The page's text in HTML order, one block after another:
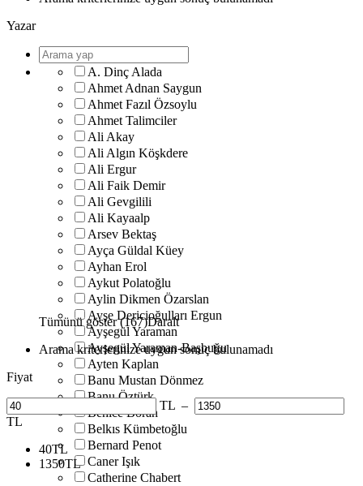
Yazar
A. Dinç Alada
Ahmet Adnan Saygun
Ahmet Fazıl Özsoylu
Ahmet Talimciler
Ali Akay
Ali Algın Köşkdere
Ali Ergur
Ali Faik Demir
Ali Gevgilili
Ali Kayaalp
Arsev Bektaş
Ayça Güldal Küey
Ayhan Erol
Aykut Polatoğlu
Aylin Dikmen Özarslan
Ayşe Dericioğulları Ergun
Ayşegül Yaraman
Ayşegül Yaraman-Başbuğu
Ayten Kaplan
Banu Mustan Dönmez
Banu Öztürk
Behice Boran
Belkıs Kümbetoğlu
Bernard Penot
Caner Işık
Catherine Chabert
Tümünü göster (167)Daralt
Arama kriterlerinize uygun sonuç bulunamadı
Fiyat
TL –
TL
40TL
1350TL